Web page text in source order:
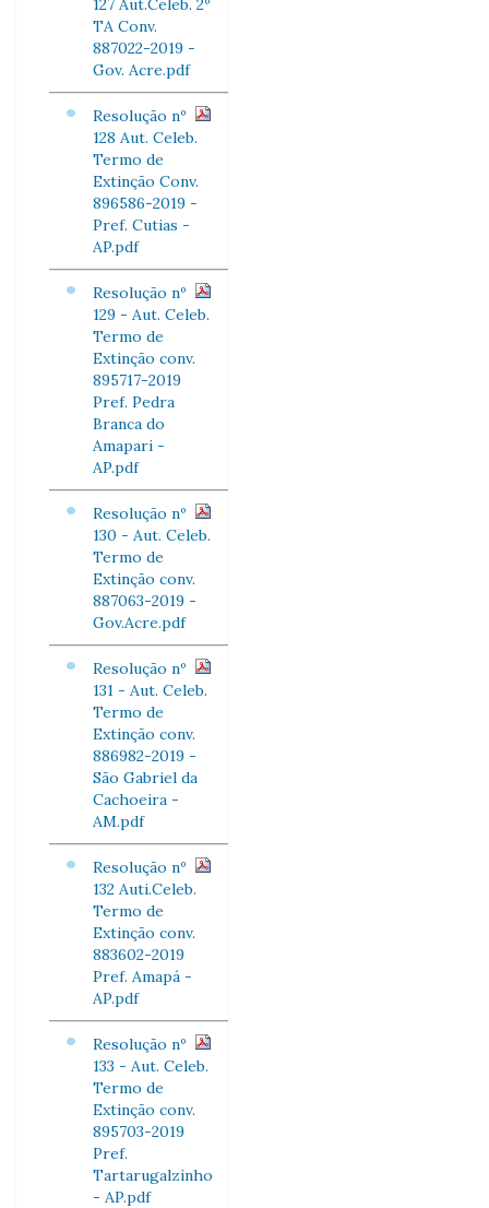
127 Aut.Celeb. 2º
TA Conv.
887022-2019 -
Gov. Acre.pdf
Resolução nº
128 Aut. Celeb.
Termo de
Extinção Conv.
896586-2019 -
Pref. Cutias -
AP.pdf
Resolução nº
129 - Aut. Celeb.
Termo de
Extinção conv.
895717-2019
Pref. Pedra
Branca do
Amapari -
AP.pdf
Resolução nº
130 - Aut. Celeb.
Termo de
Extinção conv.
887063-2019 -
Gov.Acre.pdf
Resolução nº
131 - Aut. Celeb.
Termo de
Extinção conv.
886982-2019 -
São Gabriel da
Cachoeira -
AM.pdf
Resolução nº
132 Auti.Celeb.
Termo de
Extinção conv.
883602-2019
Pref. Amapá -
AP.pdf
Resolução nº
133 - Aut. Celeb.
Termo de
Extinção conv.
895703-2019
Pref.
Tartarugalzinho
- AP.pdf